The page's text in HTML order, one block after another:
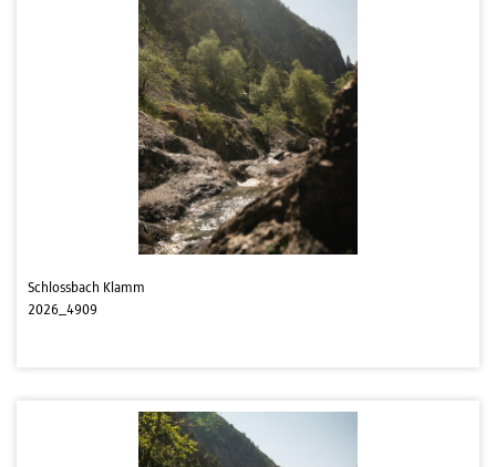
Schlossbach Klamm
2026_4909